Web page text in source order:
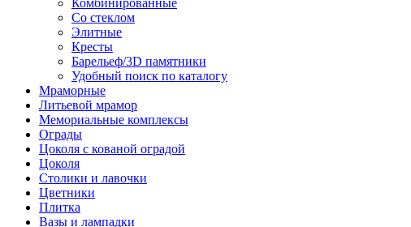
Комбинированные
Со стеклом
Элитные
Кресты
Барельеф/3D памятники
Удобный поиск по каталогу
Мраморные
Литьевой мрамор
Мемориальные комплексы
Ограды
Цоколя с кованой оградой
Цоколя
Столики и лавочки
Цветники
Плитка
Вазы и лампадки